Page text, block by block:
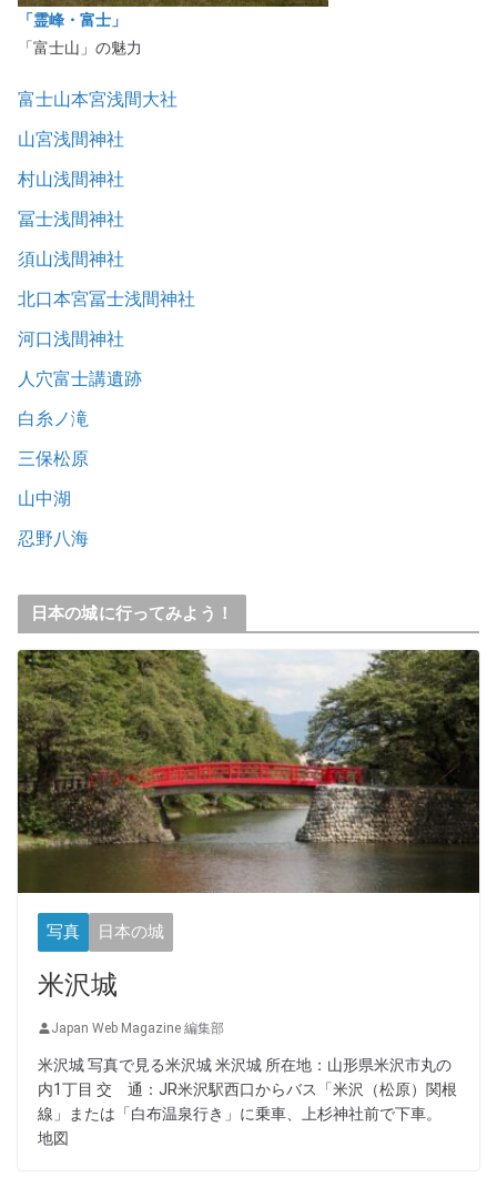
「霊峰・富士」
「富士山」の魅力
富士山本宮浅間大社
山宮浅間神社
村山浅間神社
冨士浅間神社
須山浅間神社
北口本宮冨士浅間神社
河口浅間神社
人穴富士講遺跡
白糸ノ滝
三保松原
山中湖
忍野八海
日本の城に行ってみよう！
写真 日本の城
米沢城
Japan Web Magazine 編集部
米沢城 写真で見る米沢城 米沢城 所在地：山形県米沢市丸の
内1丁目 交 通：JR米沢駅西口からバス「米沢（松原）関根
線」または「白布温泉行き」に乗車、上杉神社前で下車。
地図